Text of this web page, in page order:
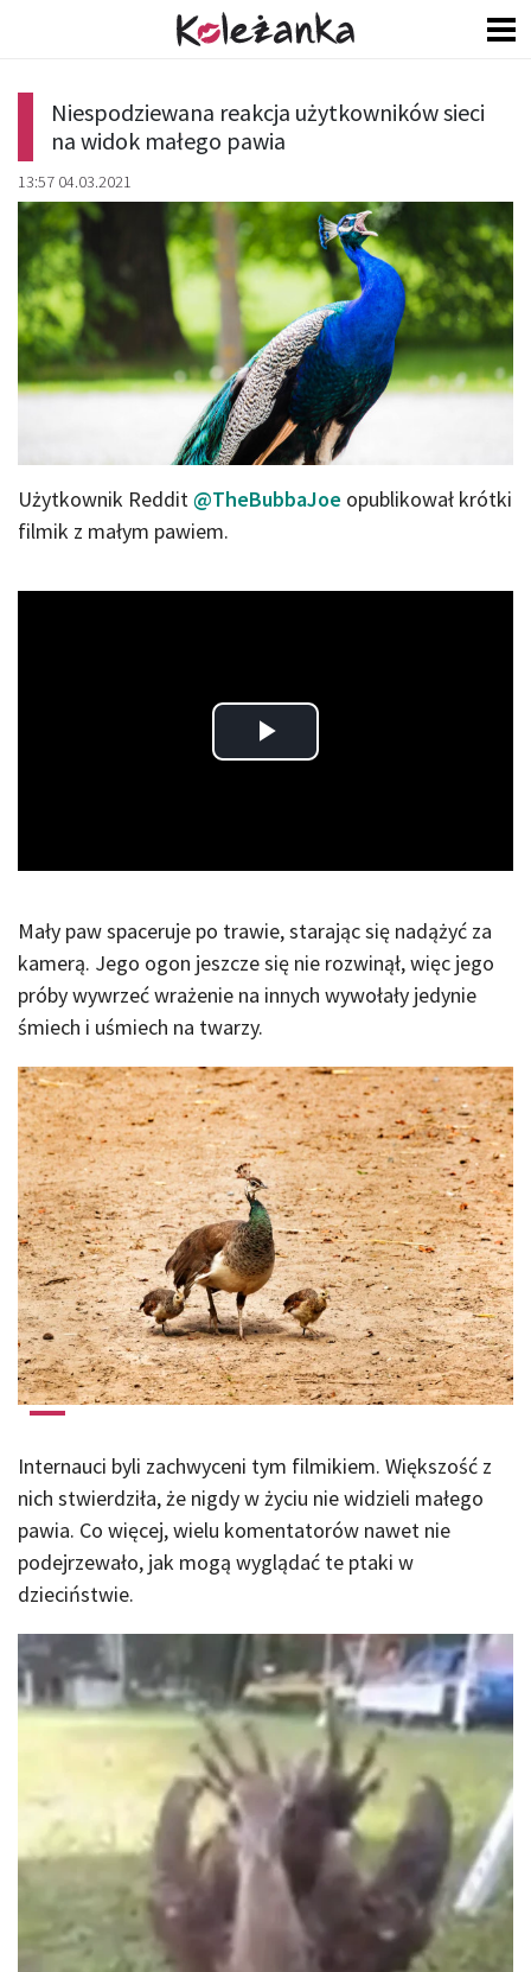
Niespodziewana reakcja użytkowników sieci
na widok małego pawia
13:57 04.03.2021
Użytkownik Reddit@TheBubbaJoe opublikował krótki
filmik z małym pawiem.
Play
Mały paw spaceruje po trawie, starając się nadążyć za
kamerą. Jego ogon jeszcze się nie rozwinął, więc jego
próby wywrzeć wrażenie na innych wywołały jedynie
śmiech i uśmiech na twarzy.
Internauci byli zachwyceni tym filmikiem. Większość z
nich stwierdziła, że ​​nigdy w życiu nie widzieli małego
pawia. Co więcej, wielu komentatorów nawet nie
podejrzewało, jak mogą wyglądać te ptaki w
dzieciństwie.